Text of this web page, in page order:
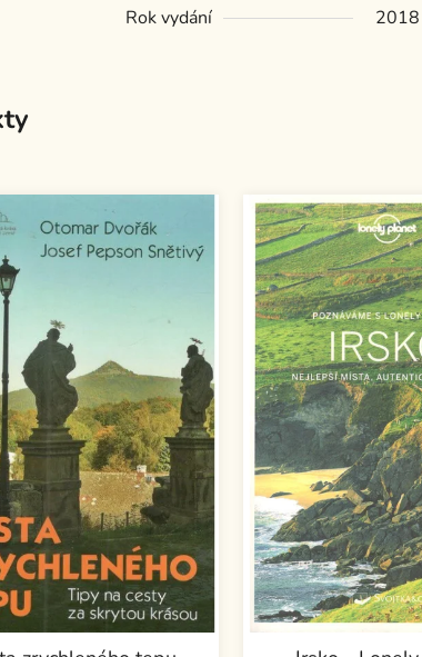
Rok vydání
2018